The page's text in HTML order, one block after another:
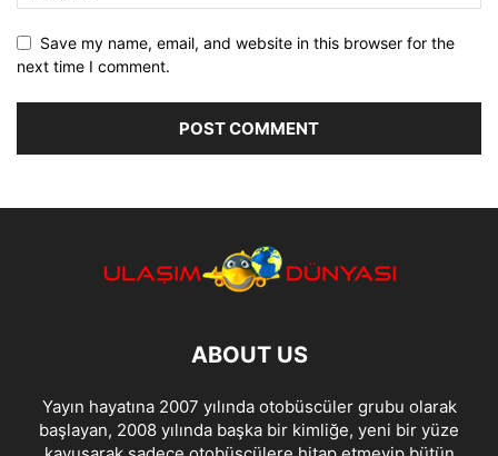
Save my name, email, and website in this browser for the
next time I comment.
ABOUT US
Yayın hayatına 2007 yılında otobüscüler grubu olarak
başlayan, 2008 yılında başka bir kimliğe, yeni bir yüze